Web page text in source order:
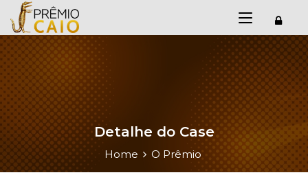
Detalhe do Case
Home O Prêmio